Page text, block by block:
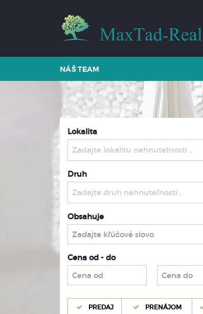
NÁŠ TEAM
Lokalita
Zadajte lokalitu nehnuteľnosti ..
Druh
Zadajte druh nehnuteľnosti ..
Obsahuje
Cena od - do
PREDAJ PRENÁJOM